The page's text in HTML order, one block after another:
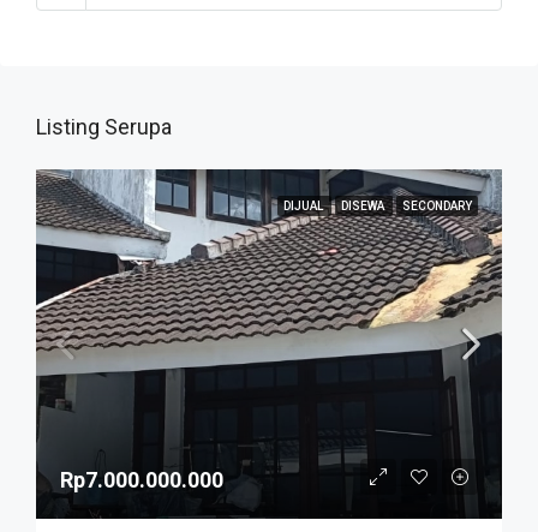
Listing Serupa
DIJUAL DISEWA SECONDARY
Rp7.000.000.000